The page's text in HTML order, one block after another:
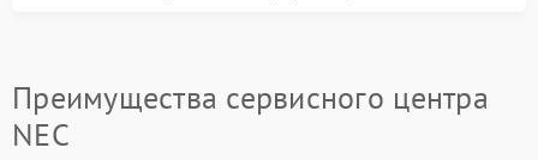
Преимущества сервисного центра
NEC